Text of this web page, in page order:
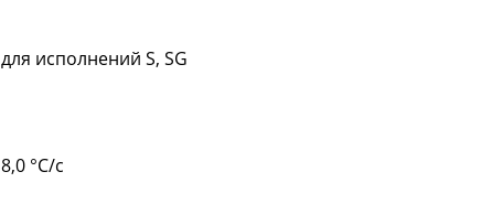
для исполнений S, SG
8,0 °C/с